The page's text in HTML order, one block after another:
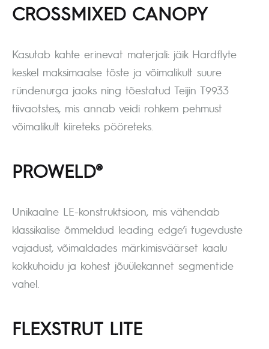
CROSSMIXED CANOPY
Kasutab kahte erinevat materjali: jäik Hardflyte
keskel maksimaalse tõste ja võimalikult suure
ründenurga jaoks ning tõestatud Teijin T9933
tiivaotstes, mis annab veidi rohkem pehmust
võimalikult kiireteks pööreteks.
PROWELD®
Unikaalne LE-konstruktsioon, mis vähendab
klassikalise õmmeldud leading edge’i tugevduste
vajadust, võimaldades märkimisväärset kaalu
kokkuhoidu ja kohest jõuülekannet segmentide
vahel.
FLEXSTRUT LITE